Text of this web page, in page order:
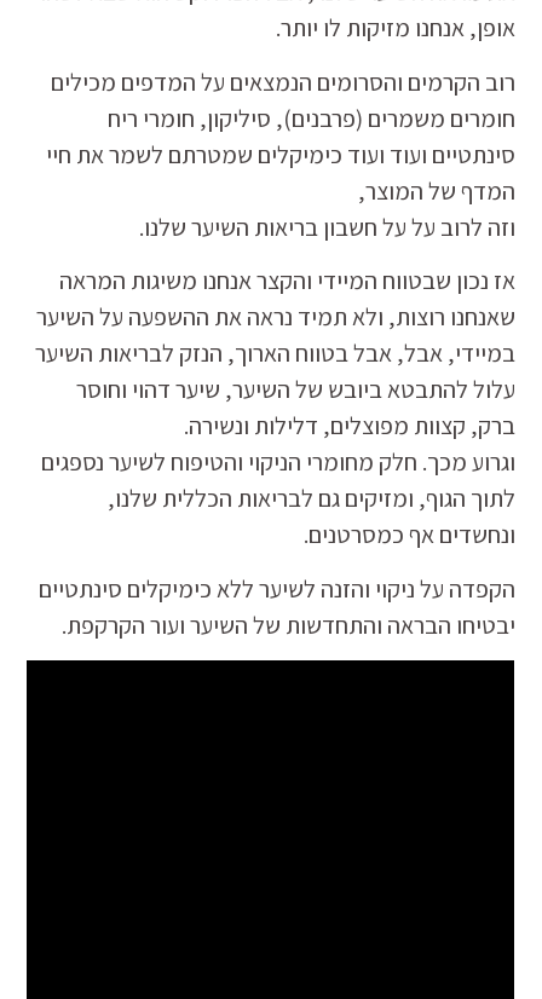
אופן, אנחנו מזיקות לו יותר.
רוב הקרמים והסרומים הנמצאים על המדפים מכילים
חומרים משמרים (פרבנים), סיליקון, חומרי ריח
סינתטיים ועוד ועוד כימיקלים שמטרתם לשמר את חיי
המדף של המוצר,
וזה לרוב על על חשבון בריאות השיער שלנו.
אז נכון שבטווח המיידי והקצר אנחנו משיגות המראה
שאנחנו רוצות, ולא תמיד נראה את ההשפעה על השיער
במיידי, אבל, אבל בטווח הארוך, הנזק לבריאות השיער
עלול להתבטא ביובש של השיער, שיער דהוי וחוסר
ברק, קצוות מפוצלים, דלילות ונשירה.
וגרוע מכך. חלק מחומרי הניקוי והטיפוח לשיער נספגים
לתוך הגוף, ומזיקים גם לבריאות הכללית שלנו,
ונחשדים אף כמסרטנים.
הקפדה על ניקוי והזנה לשיער ללא כימיקלים סינתטיים
יבטיחו הבראה והתחדשות של השיער ועור הקרקפת.